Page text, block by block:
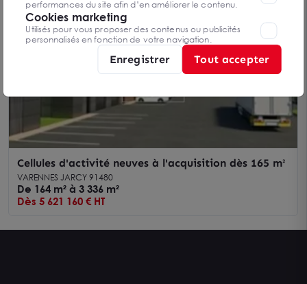
Cellules d'activité neuves à l'acquisition dès 165 m²
VARENNES JARCY 91480
De 164 m² à 3 336 m²
Dès 5 621 160 € HT
performances du site afin d’en améliorer le contenu.
Cookies marketing
Utilisés pour vous proposer des contenus ou publicités
personnalisés en fonction de votre navigation.
Enregistrer Tout accepter